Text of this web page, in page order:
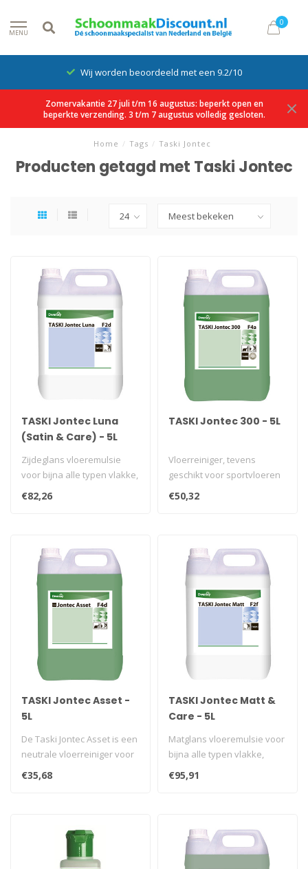
MENU
0
Wij worden beoordeeld met een 9.2/10
Zomervakantie 27 juli t/m 16 augustus: beperkt open en
beperkte verzending. 3 t/m 7 augustus volledig gesloten.
Home / Tags / Taski Jontec
Producten getagd met Taski Jontec
TASKI Jontec Luna
(Satin & Care) - 5L
Zijdeglans vloeremulsie
voor bijna alle typen vlakke,
harde waterbestendige
€82,26
TASKI Jontec 300 - 5L
Vloerreiniger, tevens
geschikt voor sportvloeren
€50,32
TASKI Jontec Asset -
5L
De Taski Jontec Asset is een
neutrale vloerreiniger voor
dagelijkse reiniging. G..
€35,68
TASKI Jontec Matt &
Care - 5L
Matglans vloeremulsie voor
bijna alle typen vlakke,
harde waterbestendige
vloere..
€95,91